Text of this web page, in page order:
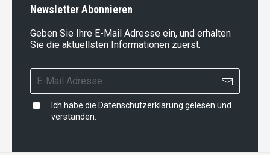
Newsletter Abonnieren
Geben Sie Ihre E-Mail Adresse ein, und erhalten
Sie die aktuellsten Informationen zuerst.
Ich habe die Datenschutzerklärung gelesen und
verstanden.